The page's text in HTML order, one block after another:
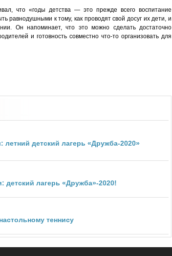
что «годы детства — это прежде всего воспитание
равнодушными к тому, как проводят свой досуг их дети, и
Он напоминает, что это можно сделать достаточно
и готовность совместно что-то организовать для
летний детский лагерь «Дружба-2020»
детский лагерь «Дружба»-2020!
теннису